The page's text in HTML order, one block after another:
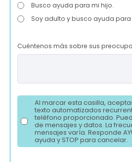
Busco ayuda para mi hijo.
Soy adulto y busco ayuda
Cuéntenos más sobre sus
Al marcar esta casilla,
texto automatizados
teléfono proporcionado.
de mensajes y datos. La
mensajes varía. Responde
ayuda y STOP para cancelar.